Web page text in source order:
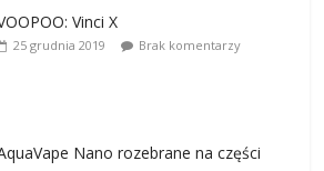
Vinci X
25 grudnia 2019 Brak komentarzy
Nano rozebrane na części